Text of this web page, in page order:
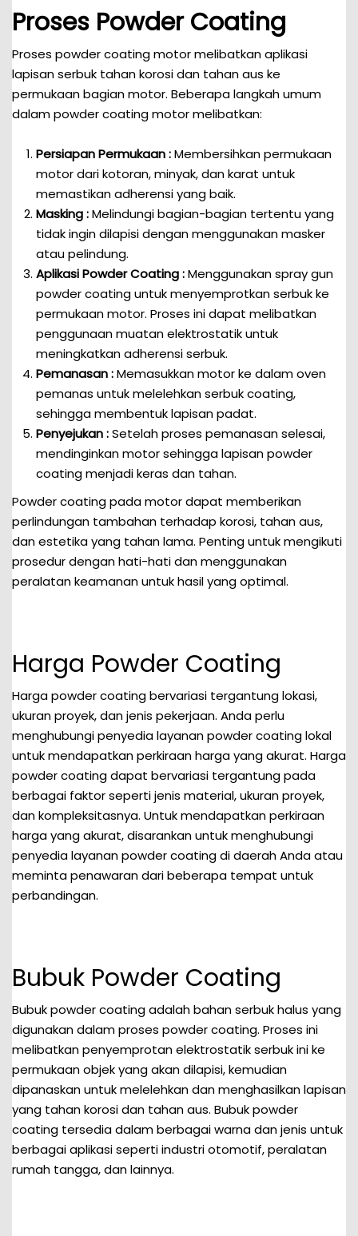
Proses Powder Coating
Proses powder coating motor melibatkan aplikasi
lapisan serbuk tahan korosi dan tahan aus ke
permukaan bagian motor. Beberapa langkah umum
dalam powder coating motor melibatkan:
Persiapan Permukaan :Membersihkan permukaan
motor dari kotoran, minyak, dan karat untuk
memastikan adherensi yang baik.
Masking :Melindungi bagian-bagian tertentu yang
tidak ingin dilapisi dengan menggunakan masker
atau pelindung.
Aplikasi Powder Coating :Menggunakan spray gun
powder coating untuk menyemprotkan serbuk ke
permukaan motor. Proses ini dapat melibatkan
penggunaan muatan elektrostatik untuk
meningkatkan adherensi serbuk.
Pemanasan :Memasukkan motor ke dalam oven
pemanas untuk melelehkan serbuk coating,
sehingga membentuk lapisan padat.
Penyejukan :Setelah proses pemanasan selesai,
mendinginkan motor sehingga lapisan powder
coating menjadi keras dan tahan.
Powder coating pada motor dapat memberikan
perlindungan tambahan terhadap korosi, tahan aus,
dan estetika yang tahan lama. Penting untuk mengikuti
prosedur dengan hati-hati dan menggunakan
peralatan keamanan untuk hasil yang optimal.
Harga Powder Coating
Harga powder coating bervariasi tergantung lokasi,
ukuran proyek, dan jenis pekerjaan. Anda perlu
menghubungi penyedia layanan powder coating lokal
untuk mendapatkan perkiraan harga yang akurat. Harga
powder coating dapat bervariasi tergantung pada
berbagai faktor seperti jenis material, ukuran proyek,
dan kompleksitasnya. Untuk mendapatkan perkiraan
harga yang akurat, disarankan untuk menghubungi
penyedia layanan powder coating di daerah Anda atau
meminta penawaran dari beberapa tempat untuk
perbandingan.
Bubuk Powder Coating
Bubuk powder coating adalah bahan serbuk halus yang
digunakan dalam proses powder coating. Proses ini
melibatkan penyemprotan elektrostatik serbuk ini ke
permukaan objek yang akan dilapisi, kemudian
dipanaskan untuk melelehkan dan menghasilkan lapisan
yang tahan korosi dan tahan aus. Bubuk powder
coating tersedia dalam berbagai warna dan jenis untuk
berbagai aplikasi seperti industri otomotif, peralatan
rumah tangga, dan lainnya.